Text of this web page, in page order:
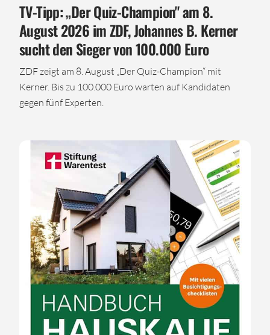
TV-Tipp: „Der Quiz-Champion" am 8.
August 2026 im ZDF, Johannes B. Kerner
sucht den Sieger von 100.000 Euro
ZDF zeigt am 8. August „Der Quiz-Champion“ mit
Kerner. Bis zu 100.000 Euro warten auf Kandidaten
gegen fünf Experten.